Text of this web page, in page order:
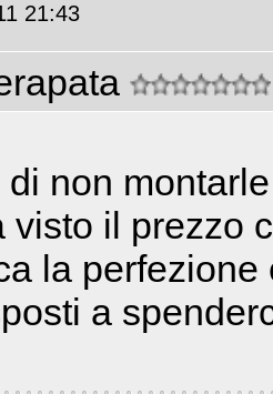
21:43
non
visto il prezzo
la
a